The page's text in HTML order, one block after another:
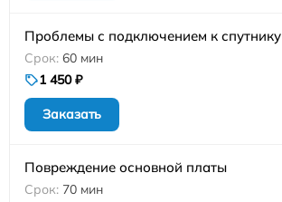
Проблемы с подключением к спутнику
60 мин
1 450 ₽
Заказать
Повреждение основной платы
70 мин